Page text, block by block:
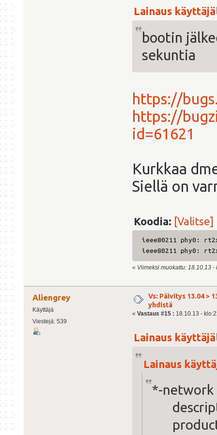
intree: Y
parm:
Lainaus
bootin
sekuntia
https://
https://
id=61621
Kurkkaa
Siellä on
Koodia: [Valitse]
ieee80211 phy0:
ieee80211 phy0:
« Viimeksi muokattu: 18.10.13
Aliengrey
Käyttäjä
Viestejä: 539
Vs: Päivitys 13.04 >
yhdistä
« Vastaus #15 : 18.10.13 -
Lainaus
Lainaus
*-
product: